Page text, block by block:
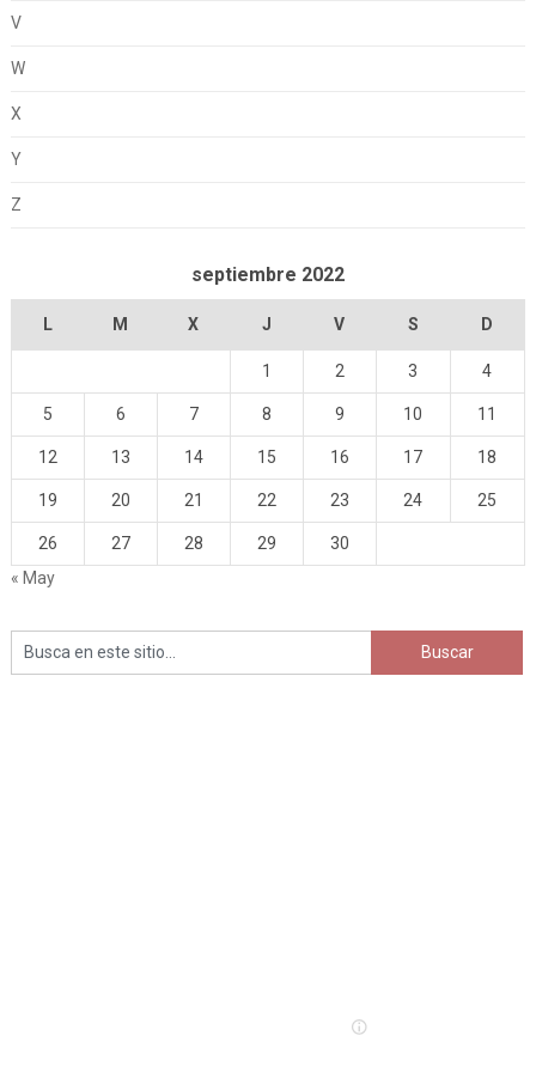
V
W
X
Y
Z
septiembre 2022
L M X J V S D
1 2 3 4
5 6 7 8 9 10 11
12 13 14 15 16 17 18
19 20 21 22 23 24 25
26 27 28 29
30
« May